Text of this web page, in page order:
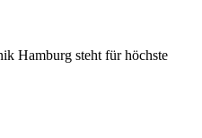
Hamburg steht für höchste